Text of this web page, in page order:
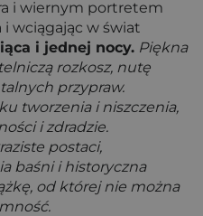
i wiernym portretem
wciągając w świat
i jednej nocy. Piękna
rozkosz, nutę
przypraw.
tworzenia i niszczenia,
i zdradzie.
postaci,
baśni i historyczna
od której nie można